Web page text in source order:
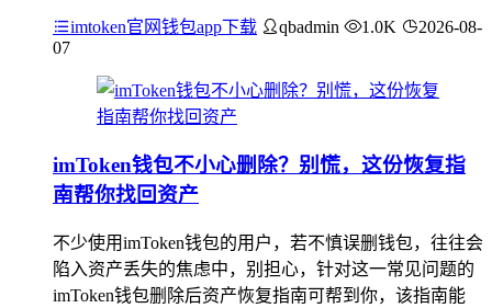
imtoken官网钱包app下载 qbadmin 1.0K
2026-08-
07
imToken钱包不小心删除？别慌，这份恢复指
南帮你找回资产
不少使用imToken钱包的用户，若不慎误删钱包，往往会
陷入资产丢失的焦虑中，别担心，针对这一常见问题的
imToken钱包删除后资产恢复指南可帮到你，该指南能